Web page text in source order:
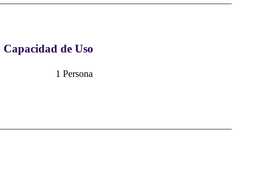
Capacidad de Uso
1 Persona